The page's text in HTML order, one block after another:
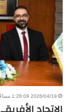
2026/04/19 1:28:09 مساءً